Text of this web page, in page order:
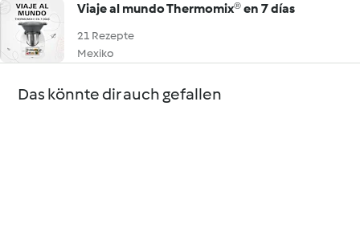
Viaje al mundo Thermomix® en 7 días
21 Rezepte
Mexiko
Das könnte dir auch gefallen